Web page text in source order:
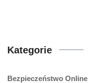
Kategorie
Bezpieczeństwo Online